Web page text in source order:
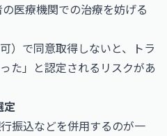
医療機関での治療を妨げる
）で同意取得しないと、トラ
た」と認定されるリスクがあ
定
振込などを併用するのが一